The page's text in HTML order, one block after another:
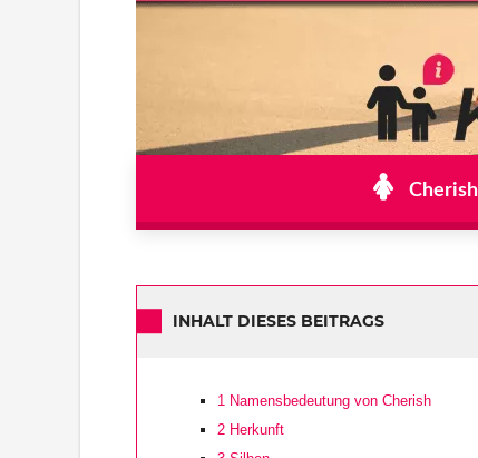
INHALT DIESES BEITRAGS
1 Namensbedeutung von Cherish
2 Herkunft